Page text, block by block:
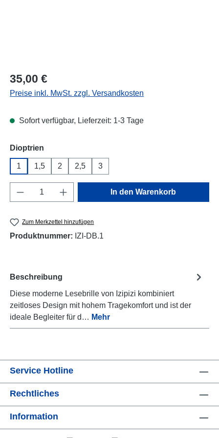
Regulärer Preis:
35,00 €
Preise inkl. MwSt. zzgl. Versandkosten
Sofort verfügbar, Lieferzeit: 1-3 Tage
Dioptrien
1 1,5 2 2,5 3
Produkt Anzahl: Gib den gewünschten
In den Warenkorb
Zum Merkzettel hinzufügen
Produktnummer: IZI-DB.1
Beschreibung
Diese moderne Lesebrille von Izipizi kombiniert
zeitloses Design mit hohem Tragekomfort und ist der
ideale Begleiter für d… Mehr
Service Hotline
Rechtliches
Information